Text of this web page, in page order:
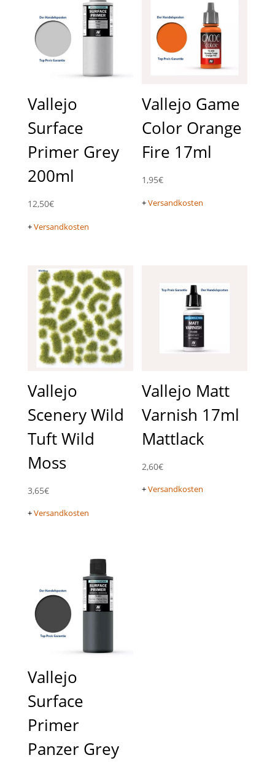
Vallejo
Surface
Primer Grey
200ml
12,50€
+Versandkosten
Vallejo Game
Color Orange
Fire 17ml
1,95€
+Versandkosten
Vallejo
Scenery Wild
Tuft Wild
Moss
3,65€
+Versandkosten
Vallejo Matt
Varnish 17ml
Mattlack
2,60€
+Versandkosten
Vallejo
Surface
Primer
Panzer Grey